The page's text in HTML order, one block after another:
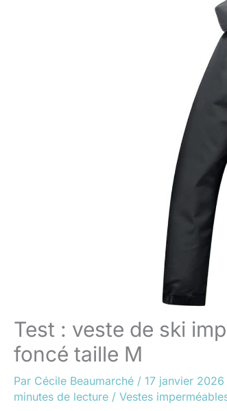
Test : veste de ski
foncé taille M
Par Cécile Beaumarché / 17 janvier 2026
minutes de lecture / Vestes